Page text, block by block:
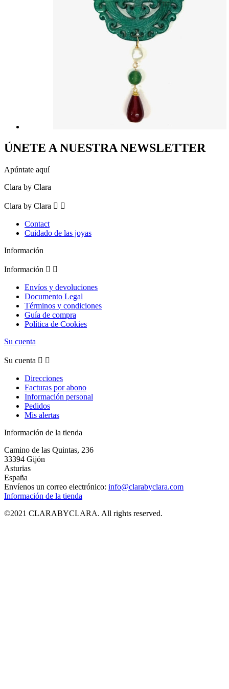
ÚNETE A NUESTRA NEWSLETTER
Apúntate aquí
Clara by Clara
Clara by Clara  
Contact
Cuidado de las joyas
Información
Información  
Envíos y devoluciones
Documento Legal
Términos y condiciones
Guía de compra
Política de Cookies
Su cuenta
Su cuenta  
Direcciones
Facturas por abono
Información personal
Pedidos
Mis alertas
Información de la tienda
Camino de las Quintas, 236
33394 Gijón
Asturias
España
Envíenos un correo electrónico: info@clarabyclara.com
Información de la tienda
©2021 CLARABYCLARA. All rights reserved.